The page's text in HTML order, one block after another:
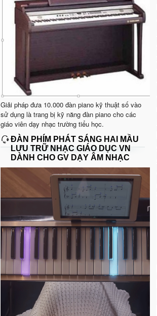
Giải pháp đưa 10.000 đàn piano kỹ thuật số vào
sử dụng là trang bị kỹ năng đàn piano cho các
giáo viên dạy nhạc trường tiểu học.
ĐÀN PHÍM PHÁT SÁNG HAI MẦU
LƯU TRỮ NHẠC GIÁO DỤC VN
DÀNH CHO GV DẠY ÂM NHẠC